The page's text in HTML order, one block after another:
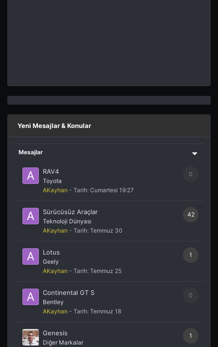
Yeni Mesajlar & Konular
Mesajlar
0
RAV4
Toyota
AKayhan - Tarih: Cumartesi 19:27
42
Sürücüsüz Araçlar
Teknoloji Dünyası
AKayhan - Tarih: Temmuz 30
1
Lotus
Geely
AKayhan - Tarih: Temmuz 25
0
Continental GT S
Bentley
AKayhan - Tarih: Temmuz 18
1
Genesis
Diğer Markalar